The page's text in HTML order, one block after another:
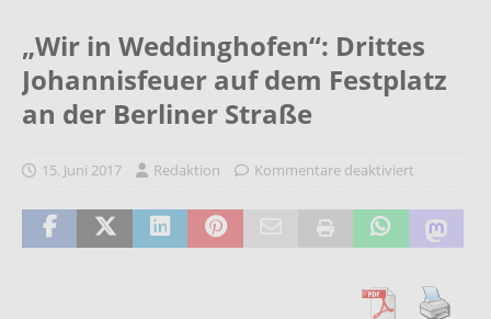
„Wir in Weddinghofen“: Drittes
Johannisfeuer auf dem Festplatz
an der Berliner Straße
15. Juni 2017 Redaktion Kommentare deaktiviert